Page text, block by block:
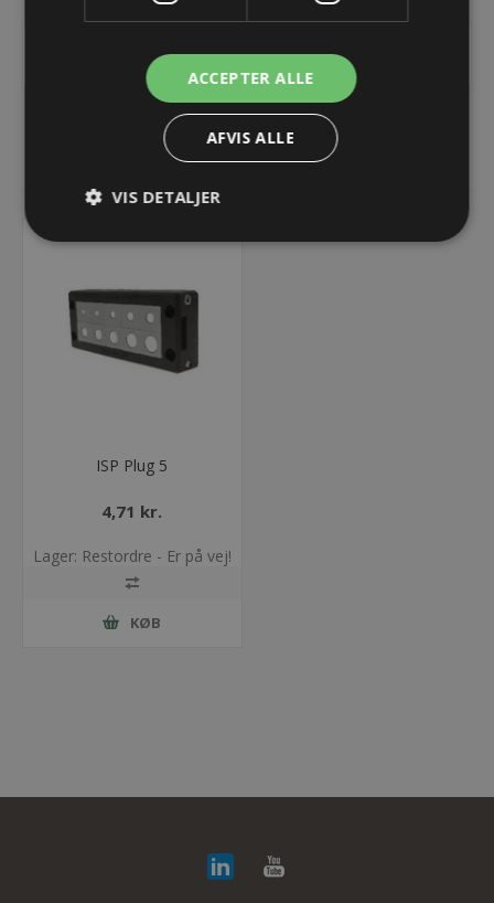
SPP 4x5G Modul - quadruple - grå
RELATEREDE PRODUKTER
ISP Plug 5
4,71 kr.
Lager: Restordre - Er på vej!
KØB
ACCEPTER ALLE
AFVIS ALLE
VIS DETALJER